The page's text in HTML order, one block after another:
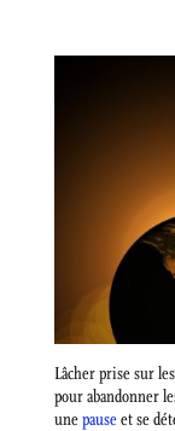
Lâcher prise sur
pour abandonner
unepauseet se